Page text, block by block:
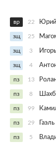
вр 22
зщ 25
зщ 3
зщ 4
пз 13
пз 8
пз 99
пз 29
пз 5